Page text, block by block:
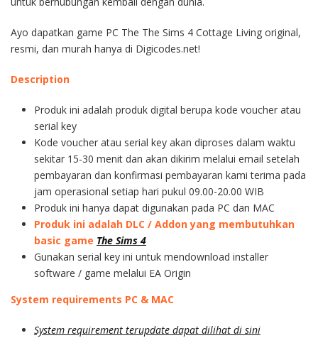
Ayo dapatkan game PC The The Sims 4 Cottage Living original,
resmi, dan murah hanya di Digicodes.net!
Description
Produk ini adalah produk digital berupa kode voucher atau
serial key
Kode voucher atau serial key akan diproses dalam waktu
sekitar 15-30 menit dan akan dikirim melalui email setelah
pembayaran dan konfirmasi pembayaran kami terima pada
jam operasional setiap hari pukul 09.00-20.00 WIB
Produk ini hanya dapat digunakan pada PC dan MAC
Produk ini adalah DLC / Addon yang membutuhkan
basic game The Sims 4
Gunakan serial key ini untuk mendownload installer
software / game melalui EA Origin
System requirements PC & MAC
System requirement terupdate dapat dilihat di sini